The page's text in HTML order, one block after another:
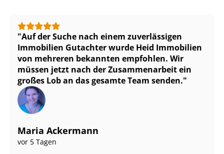
Auf der Suche nach einem zuverlässigen
Immobilien Gutachter wurde Heid Immobilien
von mehreren bekannten empfohlen. Wir
müssen jetzt nach der Zusammenarbeit ein
großes Lob an das gesamte Team senden.
Maria Ackermann
vor 5 Tagen